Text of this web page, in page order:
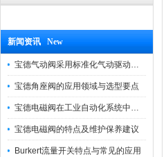
新闻资讯 New
宝德气动阀采用标准化气动驱动设计，可匹配各类工业气源工况
宝德角座阀的应用领域与选型要点
宝德电磁阀在工业自动化系统中的作用
宝德电磁阀的特点及维护保养建议
Burkert流量开关特点与常见的应用